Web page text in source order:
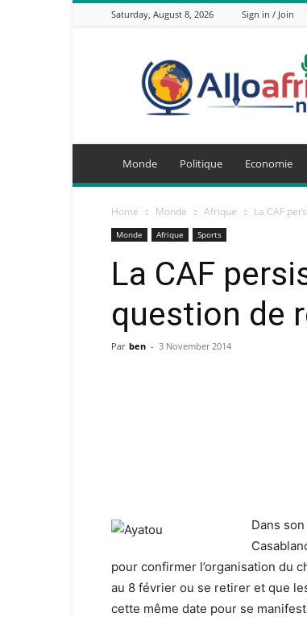
Saturday, August 8, 2026 Sign in / Join
Monde Politique Economie
Home Monde Afrique La CAF
Monde Afrique Sports
La CAF
question de
Par ben - 3 November 2014
Dans
pour confirmer l’organisation du
au 8 février ou se retirer et que
cette même date pour se